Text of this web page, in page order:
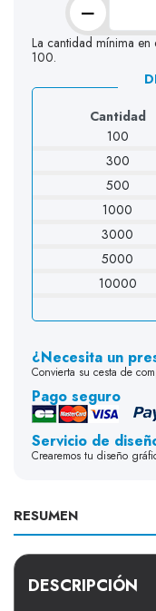
−
La cantidad mínima
100.
Cantidad
100
300
500
1000
3000
5000
10000
¿Necesita un
Convierta su cesta de
Pago seguro
Servicio de
Crearemos tu diseño
RESUMEN
DESCRIPCIÓN